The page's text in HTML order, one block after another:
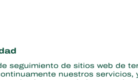
en las cajas de